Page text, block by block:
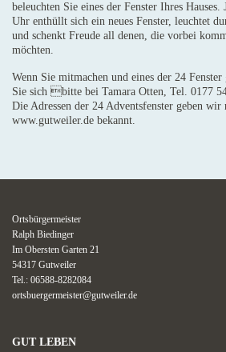
beleuchten Sie eines der Fenster Ihres Hauses.
Uhr enthüllt sich ein neues Fenster, leuchtet
und schenkt Freude all denen, die vorbei
möchten.
Wenn Sie mitmachen und eines der 24
Sie sich bitte bei Tamara Otten, Tel. 0177
Die Adressen der 24 Adventsfenster geben
www.gutweiler.de bekannt.
Ortsbürgermeister
Ralph Biedinger
Im Obersten Garten 21
54317 Gutweiler
Tel.: 06588-8282084
ortsbuergermeister@gutweiler.de
GUT LEBEN